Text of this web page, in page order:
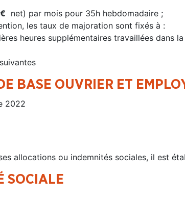
net) par mois pour 35h hebdomadaire ;
les taux de majoration sont fixés à :
heures supplémentaires travaillées dans
BASE OUVRIER ET
2022
allocations ou indemnités sociales, il est
SOCIALE